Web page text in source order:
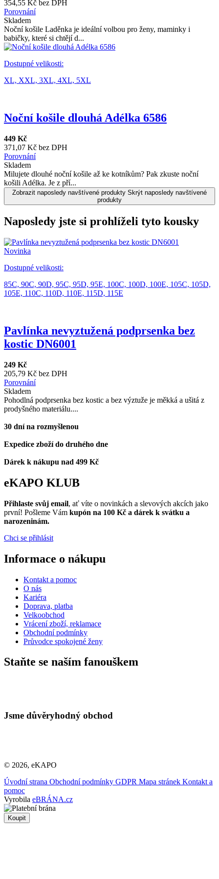
354,55 Kč bez DPH
Porovnání
Skladem
Noční košile Laděnka je ideální volbou pro ženy, maminky i
babičky, které si chtějí d...
Dostupné velikosti:
XL, XXL, 3XL, 4XL, 5XL
Noční košile dlouhá Adélka 6586
449 Kč
371,07 Kč bez DPH
Porovnání
Skladem
Milujete dlouhé noční košile až ke kotníkům? Pak zkuste noční
košili Adélka. Je z pří...
Zobrazit naposledy navštívené produkty Skrýt naposledy navštívené
produkty
Naposledy jste si prohlíželi tyto kousky
Novinka
Dostupné velikosti:
85C, 90C, 90D, 95C, 95D, 95E, 100C, 100D, 100E, 105C, 105D,
105E, 110C, 110D, 110E, 115D, 115E
Pavlínka nevyztužená podprsenka bez
kostic DN6001
249 Kč
205,79 Kč bez DPH
Porovnání
Skladem
Pohodlná podprsenka bez kostic a bez výztuže je měkká a ušitá z
prodyšného materiálu....
30 dní na rozmyšlenou
Expedice zboží do druhého dne
Dárek k nákupu nad 499 Kč
eKAPO KLUB
Přihlaste svůj email, ať víte o novinkách a slevových akcích jako
první! Pošleme Vám kupón na 100 Kč a dárek k svátku a
narozeninám.
Chci se přihlásit
Informace o nákupu
Kontakt a pomoc
O nás
Kariéra
Doprava, platba
Velkoobchod
Vrácení zboží, reklamace
Obchodní podmínky
Průvodce spokojené ženy
Staňte se naším fanouškem
Jsme důvěryhodný obchod
© 2026, eKAPO
Úvodní strana Obchodní podmínky GDPR Mapa stránek Kontakt a
pomoc
Vyrobila eBRÁNA.cz
Koupit